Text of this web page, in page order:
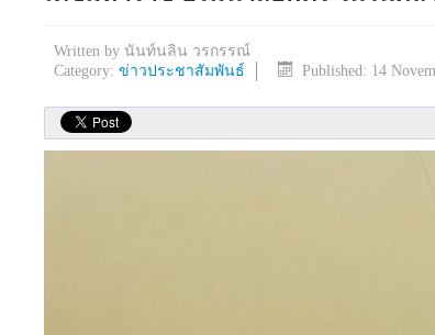
Written by นันท์นลิน วรกรรณ์
Category: ข่าวประชาสัมพันธ์ Published: 14